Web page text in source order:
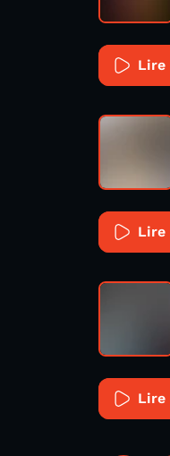
Lire
Lire
Lire